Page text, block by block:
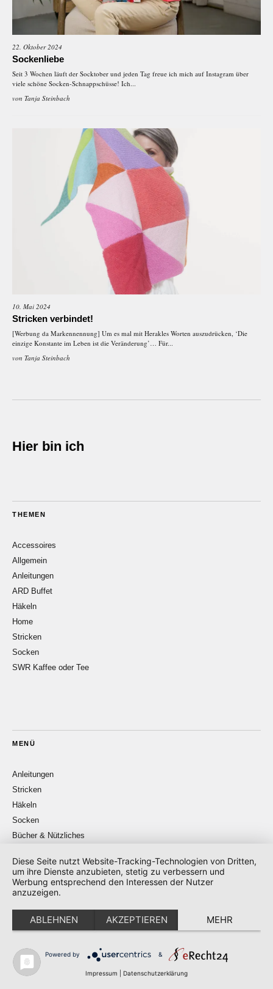
22. Oktober 2024
Sockenliebe
Seit 3 Wochen läuft der Socktober und jeden Tag freue ich mich auf Instagram über
viele schöne Socken-Schnappschüsse! Ich...
von Tanja Steinbach
10. Mai 2024
Stricken verbindet!
[Werbung da Markennennung] Um es mal mit Herakles Worten auszudrücken, ‘Die
einzige Konstante im Leben ist die Veränderung’… Für...
von Tanja Steinbach
Hier bin ich
THEMEN
Accessoires
Allgemein
Anleitungen
ARD Buffet
Häkeln
Home
Stricken
Socken
SWR Kaffee oder Tee
MENÜ
Anleitungen
Stricken
Häkeln
Socken
Bücher & Nützliches
ARD Buffet
SWR Kaffee oder Tee
Termine
AKTUELL
Diese Seite nutzt Website-Tracking-Technologien von Dritten,
um ihre Dienste anzubieten, stetig zu verbessern und
Werbung entsprechend den Interessen der Nutzer
anzuzeigen.
ABLEHNEN AKZEPTIEREN MEHR
Powered by &
Impressum Datenschutzerklärung